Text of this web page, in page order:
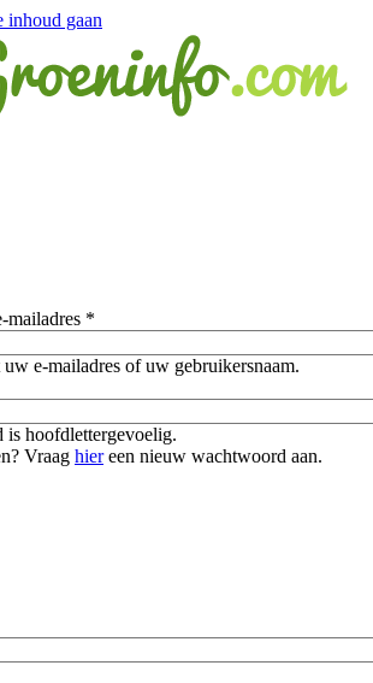
inhoud gaan
mailadres *
e-mailadres of uw gebruikersnaam.
hoofdlettergevoelig.
Vraag hiereen nieuw wachtwoord aan.